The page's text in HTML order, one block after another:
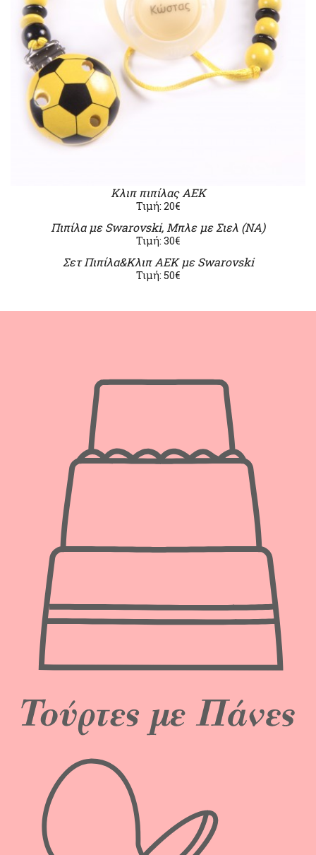
Κλιπ πιπίλας ΑΕΚ
Τιμή: 20€
Πιπίλα με Swarovski, Μπλε με Σιελ (ΝΑ)
Τιμή: 30€
Σετ Πιπίλα&Κλιπ ΑΕΚ με Swarovski
Τιμή: 50€